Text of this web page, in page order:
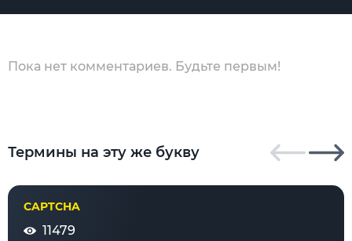
Пока нет комментариев. Будьте первым!
Термины на эту же букву
CAPTCHA
11479